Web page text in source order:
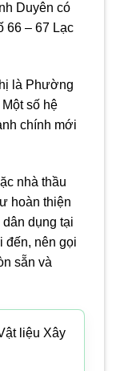
Duyên có
66 – 67 Lạc
là Phường
số hệ
chính mới
nhà thầu
hoàn thiện
dụng tại
đến, nên gọi
sẵn và
liệu Xây